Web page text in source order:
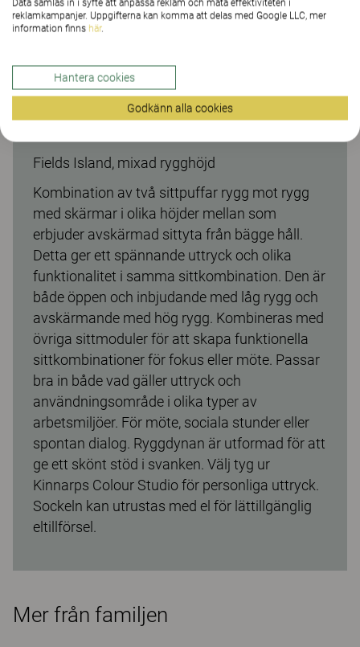
Fields Island, mixad rygghöjd
Kombination av två sittpuffar rygg mot rygg
med skärmar i olika höjder mellan som
erbjuder avskärmad sittyta från bägge håll.
Detta ger ett spännande uttryck och olika
funktionalitet i samma sittkombination. Den är
både öppen och inbjudande med låg rygg och
avskärmande med hög rygg. Kombineras med
övriga sittmoduler för att skapa funktionella
sittkombinationer för fokus eller möte. Passar
bra in både vad gäller uttryck och
användningsområde i olika typer av
arbetsmiljöer. För möte, sociala stunder eller
spontan dialog. Ryggdynan är utformad för att
ge ett skönt stöd i svanken. Välj tyg ur
Kinnarps Colour Studio för personliga uttryck.
Sockeln kan utrustas med el för lättillgänglig
eltillförsel.
Mer från familjen
Data samlas in i syfte att anpassa reklam och mäta effektiviteten i
reklamkampanjer. Uppgifterna kan komma att delas med Google LLC, mer
information finns här.
Hantera cookies
Godkänn alla cookies